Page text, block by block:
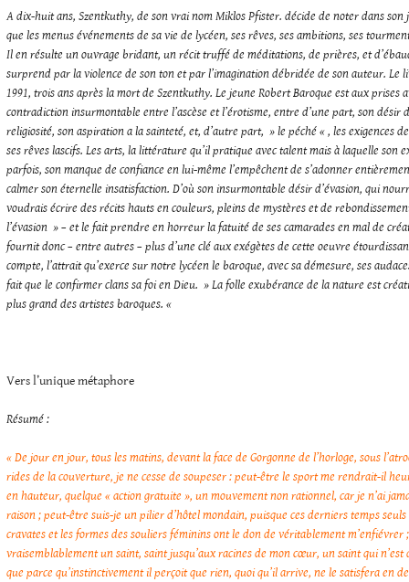
A dix-huit ans, Szentkuthy, de son vrai nom Miklos Pfister. décide de noter dans son
que les menus événements de sa vie de lycéen, ses rêves, ses ambitions, ses
Il en résulte un ouvrage bridant, un récit truffé de méditations, de prières, et
surprend par la violence de son ton et par l’imagination débridée de son auteur. Le
1991, trois ans après la mort de Szentkuthy. Le jeune Robert Baroque est aux prises
contradiction insurmontable entre l’ascèse et l’érotisme, entre d’une part, son désir
religiosité, son aspiration a la sainteté, et, d’autre part, » le péché « , les exigences
ses rêves lascifs. Les arts, la littérature qu’il pratique avec talent mais à laquelle son
parfois, son manque de confiance en lui-même l’empêchent de s’adonner
calmer son éternelle insatisfaction. D’où son insurmontable désir d’évasion, qui
voudrais écrire des récits hauts en couleurs, pleins de mystères et de
l’évasion » – et le fait prendre en horreur la fatuité de ses camarades en mal de
fournit donc – entre autres – plus d’une clé aux exégètes de cette oeuvre
compte, l’attrait qu’exerce sur notre lycéen le baroque, avec sa démesure, ses
fait que le confirmer clans sa foi en Dieu. » La folle exubérance de la nature est
plus grand des artistes baroques. «
Vers l’unique métaphore
Résumé :
« De jour en jour, tous les matins, devant la face de Gorgonne de l’horloge, sous
rides de la couverture, je ne cesse de soupeser : peut-être le sport me rendrait-il
en hauteur, quelque « action gratuite », un mouvement non rationnel, car je n’ai
raison ; peut-être suis-je un pilier d’hôtel mondain, puisque ces derniers temps
cravates et les formes des souliers féminins ont le don de véritablement m’enfiévrer
vraisemblablement un saint, saint jusqu’aux racines de mon cœur, un saint qui
que parce qu’instinctivement il perçoit que rien, quoi qu’il arrive, ne le satisfera en